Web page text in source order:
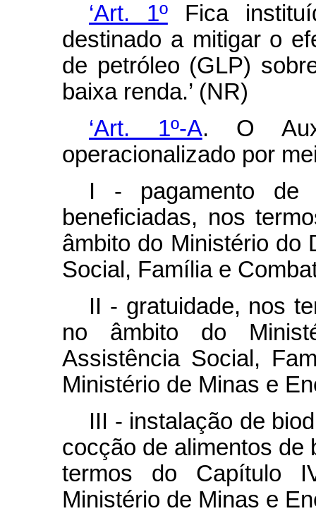
‘Art. 1ºFica
destinado a mitigar o
de petróleo (GLP)
baixa renda.’ (NR)
‘Art. 1º-A. O
operacionalizado por
I - pagamento de
beneficiadas, nos
âmbito do Ministério do
Social, Família e
II - gratuidade, nos
no âmbito do
Assistência Social,
Ministério de Minas e
III - instalação de
cocção de alimentos de
termos do Capítulo
Ministério de Minas e